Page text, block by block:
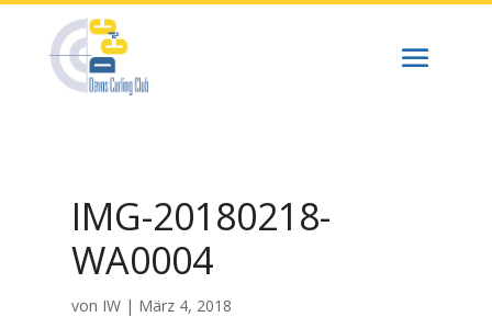
IMG-20180218-
WA0004
von IW| März 4, 2018